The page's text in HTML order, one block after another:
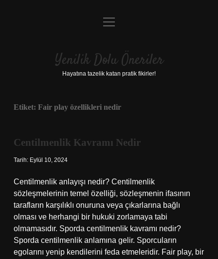
Anasayfa
Yasal Uyarı
menüyü
Yenilik Dolu Öneriler
Hayatına tazelik katan pratik fikirler!
Etiket: Fair play özellikleri nedir
Centilmenlik Kavramı Nedir
Tarih: Eylül 10, 2024
Centilmenlik anlayışı nedir? Centilmenlik
sözleşmelerinin temel özelliği, sözleşmenin ifasının
tarafların karşılıklı onuruna veya çıkarlarına bağlı
olması ve herhangi bir hukuki zorlamaya tabi
olmamasıdır. Sporda centilmenlik kavramı nedir?
Sporda centilmenlik anlamına gelir. Sporcuların
egolarını yenip kendilerini feda etmeleridir. Fair play, bir